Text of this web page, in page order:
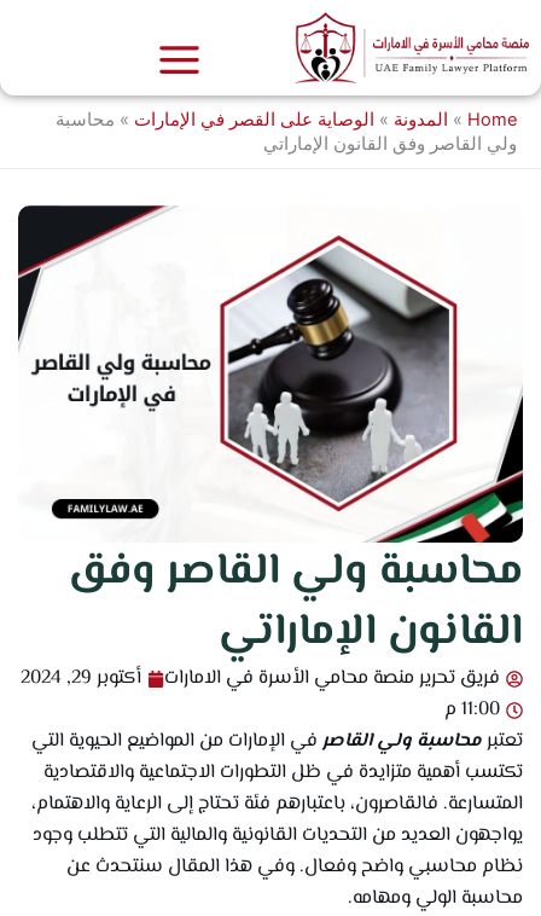
إلى
المحتوى
Home
» المدونة » الوصاية على القصر في الإمارات » محاسبة
ولي القاصر وفق القانون الإماراتي
محاسبة ولي القاصر وفق
القانون الإماراتي
فريق تحرير منصة محامي الأسرة في الامارات
أكتوبر 29, 2024
11:00 م
تعتبرمحاسبة ولي القاصر في الإمارات من المواضيع الحيوية التي
تكتسب أهمية متزايدة في ظل التطورات الاجتماعية والاقتصادية
المتسارعة. فالقاصرون، باعتبارهم فئة تحتاج إلى الرعاية والاهتمام،
يواجهون العديد من التحديات القانونية والمالية التي تتطلب وجود
نظام محاسبي واضح وفعال. وفي هذا المقال سنتحدث عن
محاسبة الولي ومهامه.